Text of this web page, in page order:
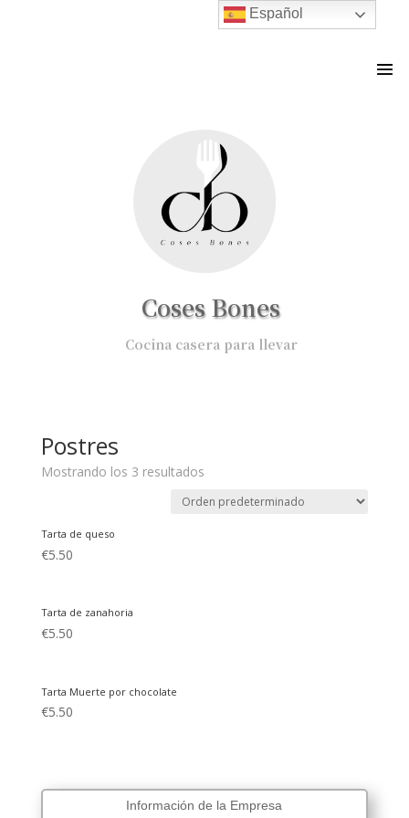
Coses Bones
Cocina casera para llevar
Postres
Mostrando los 3 resultados
Tarta de queso
€5.50
Tarta de zanahoria
€5.50
Tarta Muerte por chocolate
€5.50
Información de la Empresa
Español